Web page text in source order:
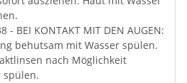
- BEI KONTAKT MIT DEN AUGEN:
behutsam mit Wasser spülen.
nach Möglichkeit
spülen.